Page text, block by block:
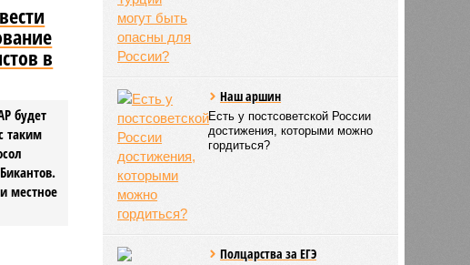
в
будет
таким
местное
Наш аршин
Есть у постсоветской России
достижения, которыми можно
гордиться?
Полцарства за ЕГЭ